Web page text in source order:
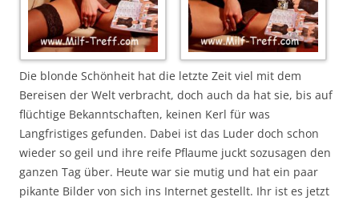
Die blonde Schönheit hat die letzte Zeit viel mit dem
Bereisen der Welt verbracht, doch auch da hat sie, bis auf
flüchtige Bekanntschaften, keinen Kerl für was
Langfristiges gefunden. Dabei ist das Luder doch schon
wieder so geil und ihre reife Pflaume juckt sozusagen den
ganzen Tag über. Heute war sie mutig und hat ein paar
pikante Bilder von sich ins Internet gestellt. Ihr ist es jetzt